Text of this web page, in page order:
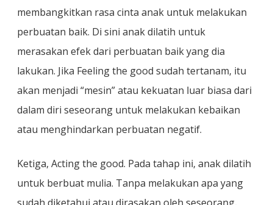
membangkitkan rasa cinta anak untuk melakukan
perbuatan baik. Di sini anak dilatih untuk
merasakan efek dari perbuatan baik yang dia
lakukan. Jika Feeling the good sudah tertanam, itu
akan menjadi “mesin” atau kekuatan luar biasa dari
dalam diri seseorang untuk melakukan kebaikan
atau menghindarkan perbuatan negatif.
Ketiga, Acting the good. Pada tahap ini, anak dilatih
untuk berbuat mulia. Tanpa melakukan apa yang